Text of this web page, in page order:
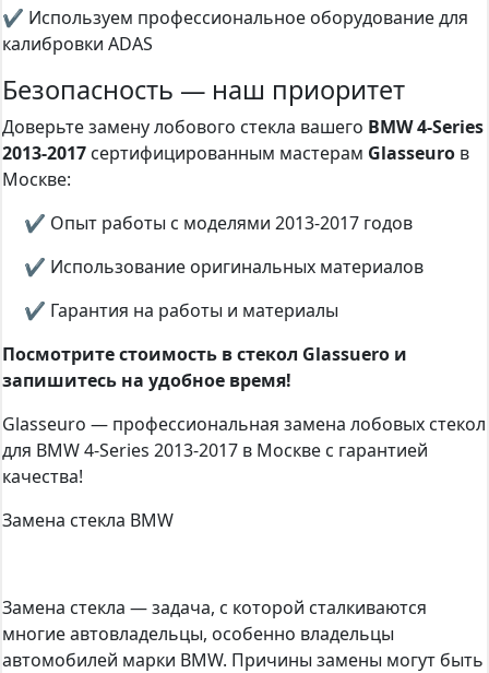
✔ Используем профессиональное оборудование для
калибровки ADAS
Безопасность — наш приоритет
Доверьте замену лобового стекла вашего BMW 4-Series
2013-2017 сертифицированным мастерам Glasseuro в
Москве:
✔ Опыт работы с моделями 2013-2017 годов
✔ Использование оригинальных материалов
✔ Гарантия на работы и материалы
Посмотрите стоимость в стекол Glassuero и
запишитесь на удобное время!
Glasseuro — профессиональная замена лобовых стекол
для BMW 4-Series 2013-2017 в Москве с гарантией
качества!
Замена стекла BMW
Замена стекла — задача, с которой сталкиваются
многие автовладельцы, особенно владельцы
автомобилей марки BMW. Причины замены могут быть